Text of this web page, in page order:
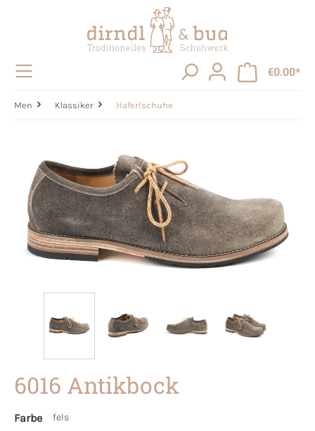
€0.00*
Men Klassiker Haferlschuhe
6016 Antikbock
Farbe fels